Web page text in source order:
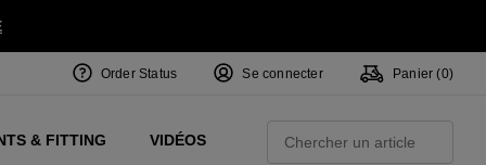
& FITTING VIDÉOS
Exclusive Mavrik Complete Sets
Exclusivités - Balles de Golf
Juillet NEW Headwear
Women's Golf Balls
Exclusivités - Accessoires
Régionaux
Order Status Se connecter Panier (0)